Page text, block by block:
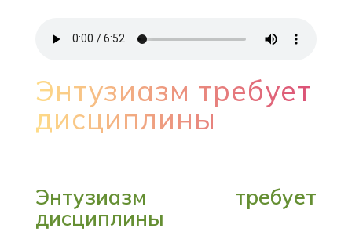
Энтузиазм требует
дисциплины
Энтузиазм требует
дисциплины